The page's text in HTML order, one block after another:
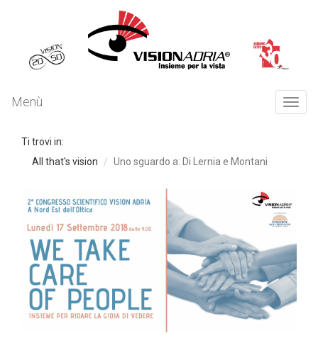
Menù
Ti trovi in:
All that's vision
Uno sguardo a: Di Lernia e Montani